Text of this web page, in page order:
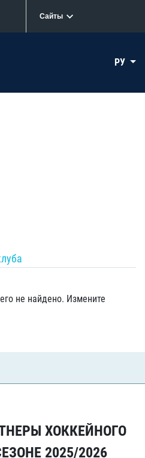
Сайты
РУ
не найдено. Измените
ХОККЕЙНОГО
2025/2026